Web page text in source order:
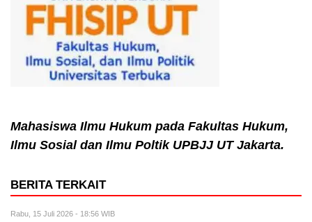
Mahasiswa Ilmu Hukum pada Fakultas Hukum,
Ilmu Sosial dan Ilmu Poltik UPBJJ UT Jakarta.
BERITA TERKAIT
Rabu, 15 Juli 2026 - 18:56 WIB